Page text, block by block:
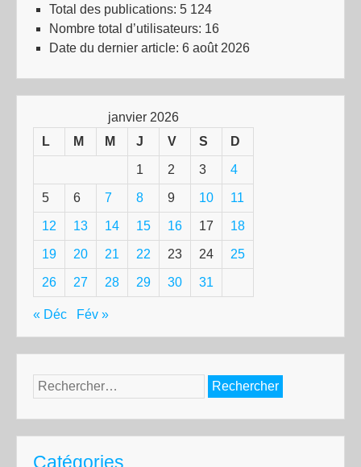
Total des publications: 5 124
Nombre total d’utilisateurs: 16
Date du dernier article: 6 août 2026
janvier 2026
L
M M J V S D
1 2 3 4
5 6 7 8 9 10 11
12 13 14 15 16 17 18
19 20 21 22 23 24 25
26 27 28 29 30 31
« Déc Fév »
Rechercher :
Catégories